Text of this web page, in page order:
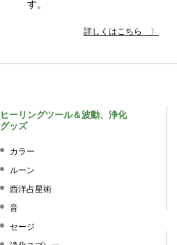
す。
詳しくはこちら 〉
ヒーリングツール＆波動、浄化
グッズ
カラー
ルーン
西洋占星術
音
セージ